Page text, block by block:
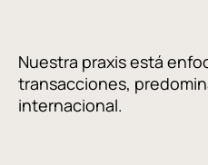
Nuestra praxis está
transacciones,
internacional.